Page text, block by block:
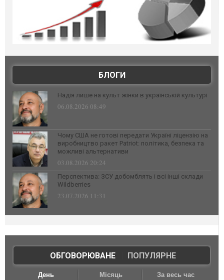
БЛОГИ
Надія лише на культ жінки в українській культурі
06.08.2026 08:49
Чому США не готові передати Україні ліцензію на
виробництво ракет Patriot: політика, безпека та
можливі альтернативи
03.08.2026 20:24
Перспектива: ЗСУ добомблять і всі інші склади
Wildberries
23.07.2026 11:31
ОБГОВОРЮВАНЕ| ПОПУЛЯРНЕ
День Місяць За весь час